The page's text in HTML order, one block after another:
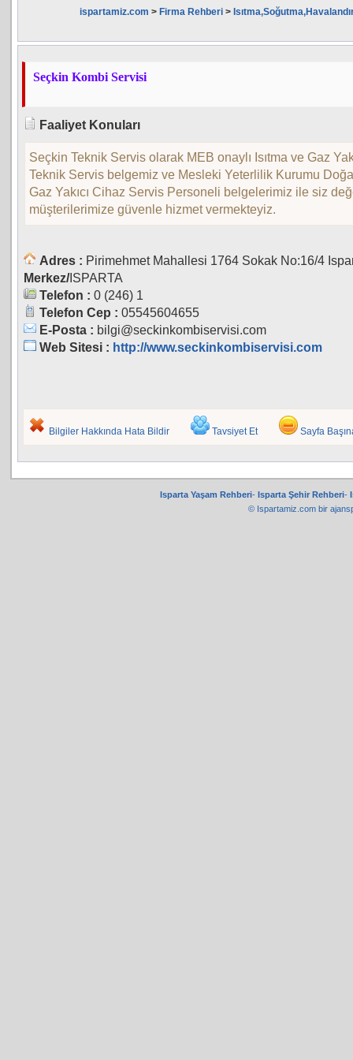
ispartamiz.com > Firma Rehberi >
Seçkin Kombi Servisi
Faaliyet Konuları
Seçkin Teknik Servis olarak MEB onaylı Isıtma ve Gaz
Teknik Servis belgemiz ve Mesleki Yeterlilik Kurumu
Gaz Yakıcı Cihaz Servis Personeli belgelerimiz ile siz
müşterilerimize güvenle hizmet vermekteyiz.
Adres : Pirimehmet Mahallesi 1764 Sokak No:16/4
Merkez/ISPARTA
Telefon : 0 (246) 1
Telefon Cep : 05545604655
E-Posta : bilgi@seckinkombiservisi.com
Web Sitesi : http://www.seckinkombiservisi.com
Bilgiler Hakkında Hata Bildir Tavsiyet Et Sayfa
Isparta Yaşam Rehberi- Isparta Şehir Rehberi-
© Ispartamiz.com bir